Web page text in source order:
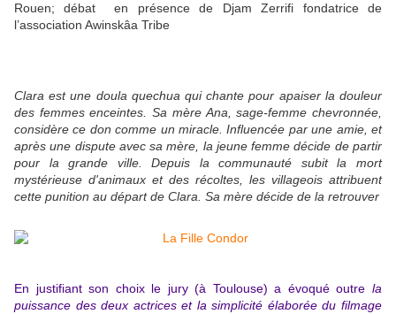
Rouen; débat en présence de Djam Zerrifi fondatrice de
l’association Awinskâa Tribe
Clara est une doula quechua qui chante pour apaiser la douleur
des femmes enceintes. Sa mère Ana, sage-femme chevronnée,
considère ce don comme un miracle. Influencée par une amie, et
après une dispute avec sa mère, la jeune femme décide de partir
pour la grande ville. Depuis la communauté subit la mort
mystérieuse d'animaux et des récoltes, les villageois attribuent
cette punition au départ de Clara. Sa mère décide de la retrouver
En justifiant son choix le jury (à Toulouse) a évoqué outre la
puissance des deux actrices et la simplicité élaborée du filmage